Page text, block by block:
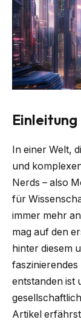
Einleitung
In einer Welt,
und
Nerds – also
für
immer mehr
mag auf den
hinter diesem
entstanden ist
Artikel